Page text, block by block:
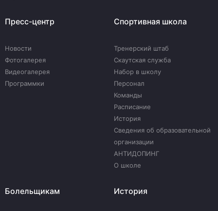
Пресс-центр
Новости
Фотогалерея
Видеогалерея
Программки
Спортивная школа
Тренерский штаб
Скаутская служба
Набор в школу
Персонал
Команды
Расписание
История
Сведения об образовательной
организации
АНТИДОПИНГ
О школе
Болельщикам История